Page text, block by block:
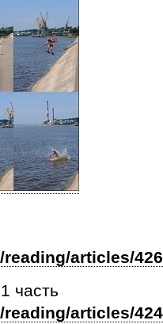
articles/
часть
articles/